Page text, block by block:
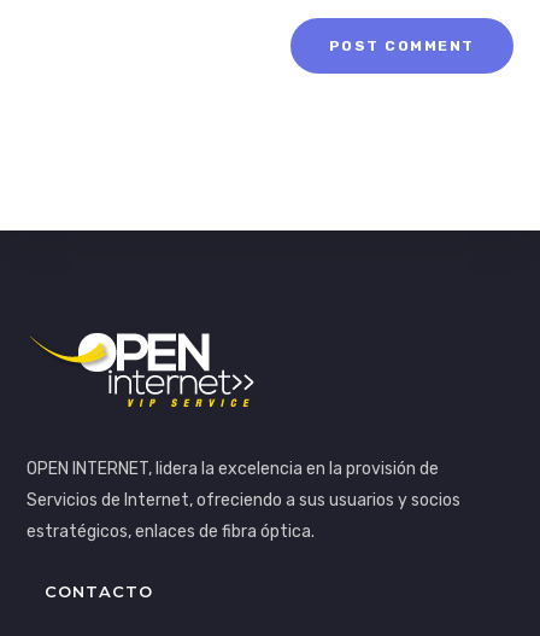
OPEN INTERNET, lidera la excelencia en la provisión de
Servicios de Internet, ofreciendo a sus usuarios y socios
estratégicos, enlaces de fibra óptica.
CONTACTO